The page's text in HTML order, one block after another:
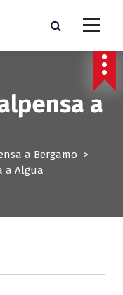
a
a Bergamo >
a Algua